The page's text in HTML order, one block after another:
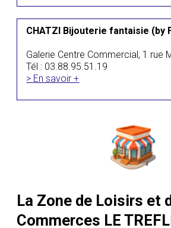
CHATZI Bijouterie fantaisie (by
Galerie Centre Commercial, 1 rue
Tél : 03.88.95.51.19
> En savoir +
La Zone de Loisirs et
Commerces LE